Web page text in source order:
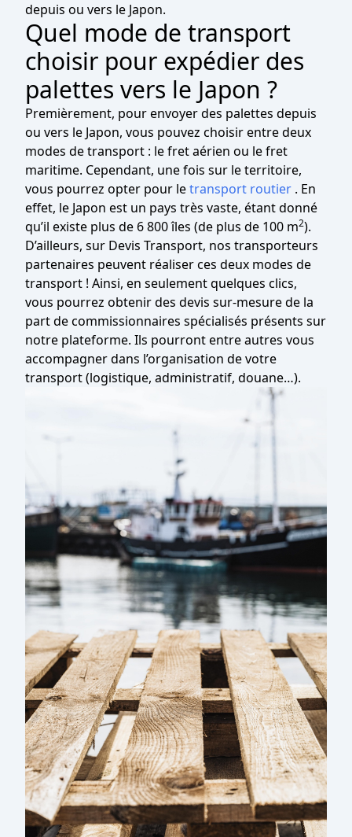
depuis ou vers le Japon.
Quel mode de transport
choisir pour expédier des
palettes vers le Japon ?
Premièrement, pour envoyer des palettes depuis
ou vers le Japon, vous pouvez choisir entre deux
modes de transport : le fret aérien ou le fret
maritime. Cependant, une fois sur le territoire,
vous pourrez opter pour letransport routier . En
effet, le Japon est un pays très vaste, étant donné
qu’il existe plus de 6 800 îles (de plus de 100 m2).
D’ailleurs, sur Devis Transport, nos transporteurs
partenaires peuvent réaliser ces deux modes de
transport ! Ainsi, en seulement quelques clics,
vous pourrez obtenir des devis sur-mesure de la
part de commissionnaires spécialisés présents sur
notre plateforme. Ils pourront entre autres vous
accompagner dans l’organisation de votre
transport (logistique, administratif, douane…).